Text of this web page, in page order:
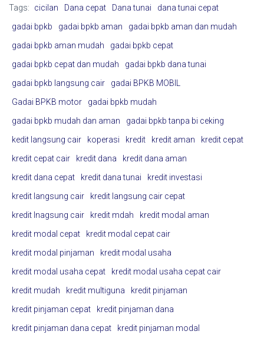
Tags: cicilan Dana cepat Dana tunai
dana tunai cepat
gadai bpkb
gadai bpkb aman
gadai bpkb aman dan mudah
gadai bpkb aman mudah
gadai bpkb cepat
gadai bpkb cepat dan mudah
gadai bpkb dana tunai
gadai bpkb langsung cair
gadai BPKB MOBIL
Gadai BPKB motor
gadai bpkb mudah
gadai bpkb mudah dan aman
gadai bpkb tanpa bi ceking
kedit langsung cair
koperasi kredit kredit aman
kredit cepat
kredit cepat cair
kredit dana
kredit dana aman
kredit dana cepat
kredit dana tunai
kredit investasi
kredit langsung cair
kredit langsung cair cepat
kredit lnagsung cair
kredit mdah
kredit modal aman
kredit modal cepat
kredit modal cepat cair
kredit modal pinjaman
kredit modal usaha
kredit modal usaha cepat
kredit modal usaha cepat cair
kredit mudah
kredit multiguna
kredit pinjaman
kredit pinjaman cepat
kredit pinjaman dana
kredit pinjaman dana cepat
kredit pinjaman modal